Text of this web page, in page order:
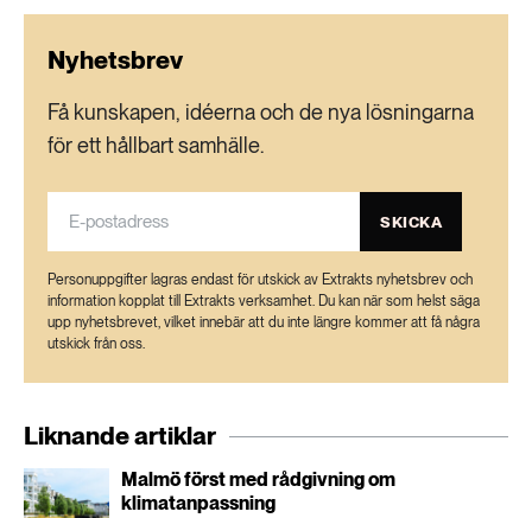
koldioxidutsläpp tillåts växa fram till år 2020.
Därefter måste flygbolagen köpa
utsläppskrediter för de utsläpp som överstiger
2020 års nivå, vilket då bidrar till
utsläppsminskningar inom andra sektorer i
Målet är att stabilisera det internationella flygets
utsläpp på 2020 års nivå, och att det
internationella flyget därefter ska vara
koldioxid-neutralt. Alla utsläpp som går över
samma mängd utsläppsminskningar fast inom
andra sektorer.
Nyhetsbrev
Få kunskapen, idéerna och de nya lösningarna
för ett hållbart samhälle.
SKICKA
Personuppgifter lagras endast för utskick av Extrakts nyhetsbrev och
information kopplat till Extrakts verksamhet. Du kan när som helst säga
upp nyhetsbrevet, vilket innebär att du inte längre kommer att få några
utskick från oss.
Liknande artiklar
Malmö först med rådgivning om
klimatanpassning